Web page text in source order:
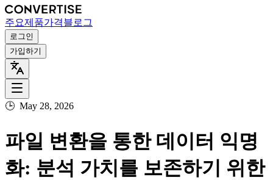
주요제품가격블로그
로그인
가입하기
🕒 May 28, 2026
파일 변환을 통한 데이터 익명
화: 분석 가치를 보존하기 위한